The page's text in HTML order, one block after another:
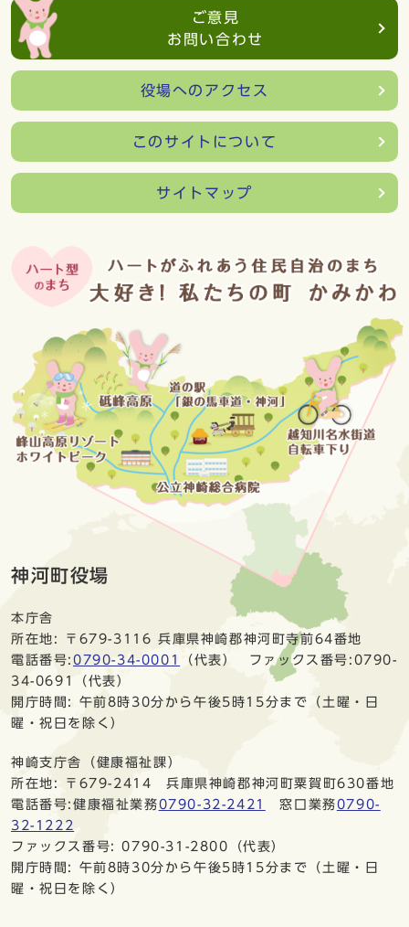
ご意見
お問い合わせ
役場へのアクセス
このサイトについて
サイトマップ
神河町役場
本庁舎
所在地: 〒679-3116 兵庫県神崎郡神河町寺前64番地
電話番号: 0790-34-0001
（代表） ファックス番号:0790-
34-0691（代表）
開庁時間: 午前8時30分から午後5時15分まで（土曜・日
曜・祝日を除く）
神崎支庁舎（健康福祉課）
所在地: 〒679-2414 兵庫県神崎郡神河町粟賀町630番地
電話番号:健康福祉業務0790-32-2421 窓口業務0790-
32-1222
ファックス番号: 0790-31-2800（代表）
開庁時間: 午前8時30分から午後5時15分まで（土曜・日
曜・祝日を除く）